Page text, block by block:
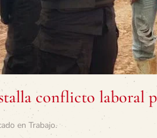
conflicto laboral
en Trabajo.